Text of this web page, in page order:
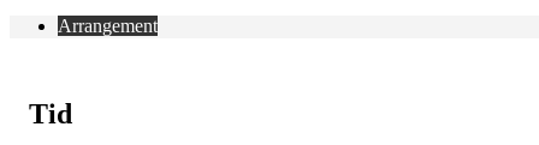
Arrangement
Tid